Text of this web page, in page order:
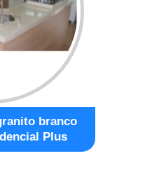
branco
Plus